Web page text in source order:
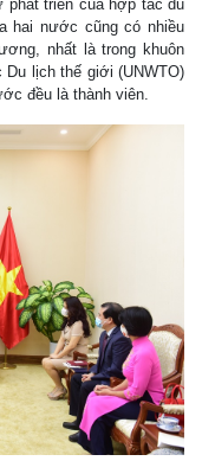
phát triển của hợp tác du
hai nước cũng có nhiều
nhất là trong khuôn
lịch thế giới (UNWTO)
đều là thành viên.